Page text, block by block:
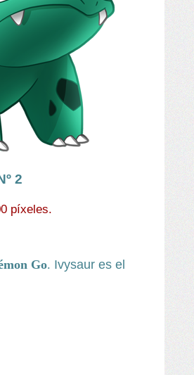
2
píxeles.
Go. Ivysaur es el